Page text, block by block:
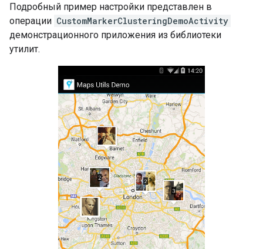
Подробный пример настройки представлен в
операции CustomMarkerClusteringDemoActivity
демонстрационного приложения из библиотеки
утилит.